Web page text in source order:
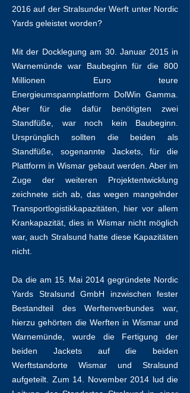
2016 auf der Stralsunder Werft unter Nordic
Yards geleistet worden?
Mit der Docklegung am 30. Januar 2015 in
Warnemünde war Baubeginn für die 800
Millionen Euro teure
Energieumspannplattform DolWin Gamma.
Aber für die dafür benötigten zwei
Standfüße, war noch kein Baubeginn.
Ursprünglich sollten die beiden als
Standfüße, sogenannte Jackets, für die
Plattform in Wismar gebaut werden. Aber im
Zuge der weiteren Projektentwicklung
zeichnete sich ab, das wegen mangelnder
Transportlogistikkapazitäten, hier vor allem
Krankapazität, dies in Wismar nicht möglich
war, auch Stralsund hatte diese Kapazitäten
nicht.
Da die am 15. Mai 2014 gegründete Nordic
Yards Stralsund GmbH inzwischen fester
Bestandteil des Werftenverbundes war,
hierzu gehörten die Werften in Wismar und
Warnemünde, wurde die Fertigung der
beiden Jackets auf die beiden
Werftstandorte Wismar und Stralsund
aufgeteilt. Zum 14. November 2014 lud die